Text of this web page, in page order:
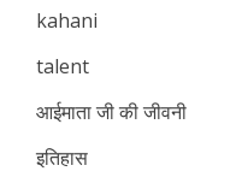
kahani
talent
आईमाता जी की जीवनी
इतिहास